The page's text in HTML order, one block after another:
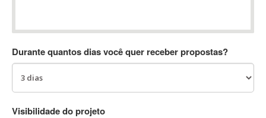
AC3
Durante quantos dias você quer receber propostas?
Visibilidade do projeto